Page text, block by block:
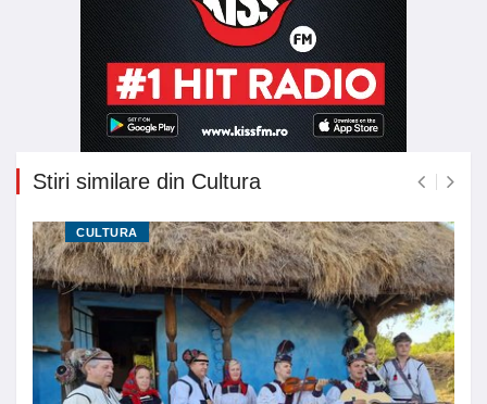
Stiri similare din Cultura
CULTURA